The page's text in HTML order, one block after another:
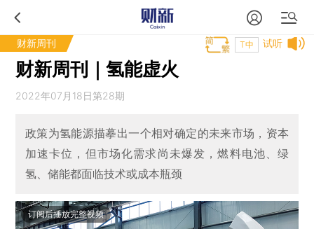
财新周刊 试听
T中
财新周刊｜氢能虚火
2022年07月18日第28期
政策为氢能源描摹出一个相对确定的未来市场，资本
加速卡位，但市场化需求尚未爆发，燃料电池、绿
氢、储能都面临技术或成本瓶颈
订阅后播放完整视频